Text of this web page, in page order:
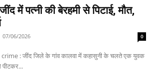
में पत्नी की बेरहमी से पिटाई, मौत,
07/06/2026 0
crime : जींद जिले के गांव कालवा में कहासुनी के चलते एक युवक
पीटकर...